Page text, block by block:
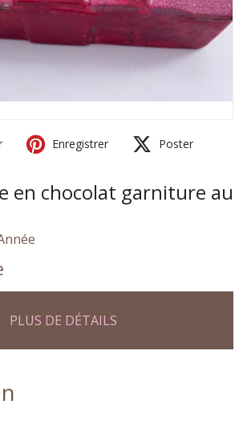
Enregistrer Poster
en chocolat garniture au
PLUS DE DÉTAILS